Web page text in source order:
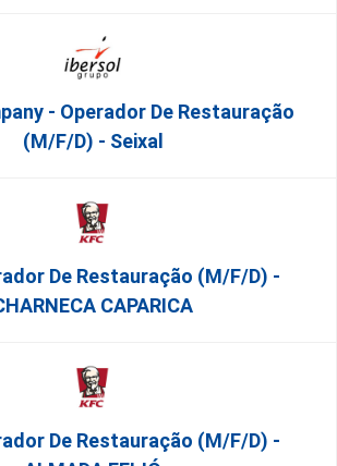
- Operador De Restauração
(m/f/d) - Seixal
De Restauração (m/f/d) -
CAPARICA
De Restauração (m/f/d) -